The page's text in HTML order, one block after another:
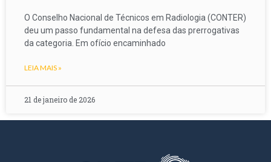
O Conselho Nacional de Técnicos em Radiologia (CONTER)
deu um passo fundamental na defesa das prerrogativas
da categoria. Em ofício encaminhado
LEIA MAIS »
21 de janeiro de 2026